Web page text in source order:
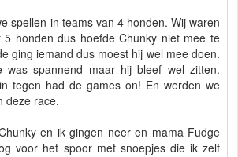
spellen in teams van 4 honden. Wij waren
honden dus hoefde Chunky niet mee te
ging iemand dus moest hij wel mee doen.
was spannend maar hij bleef wel zitten.
tegen had de games on! En werden we
deze race.
en ik gingen neer en mama Fudge
voor het spoor met snoepjes die ik zelf